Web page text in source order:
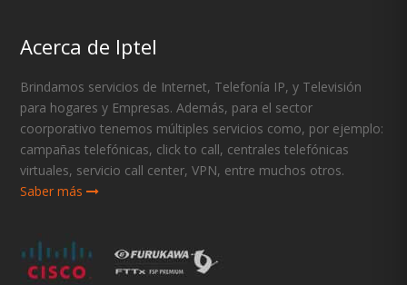
Acerca de Iptel
Brindamos servicios de Internet, Telefonía IP, y Televisión
para hogares y Empresas. Además, para el sector
coorporativo tenemos múltiples servicios como, por ejemplo:
campañas telefónicas, click to call, centrales telefónicas
virtuales, servicio call center, VPN, entre muchos otros.
Saber más